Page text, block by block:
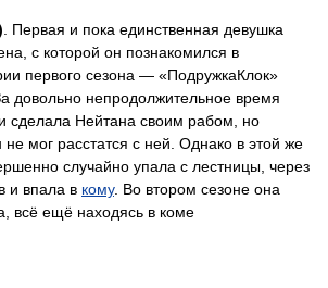
. Первая и пока единственная девушка
с которой он познакомился в
первого сезона — «ПодружкаКлок»
довольно непродолжительное время
сделала Нейтана своим рабом, но
не мог расстатся с ней. Однако в этой же
случайно упала с лестницы, через
и впала в кому. Во втором сезоне она
всё ещё находясь в коме